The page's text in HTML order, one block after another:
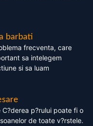
barbati
frecventa, care
sa intelegem
si sa luam
p?rului poate fi o
de toate v?rstele.